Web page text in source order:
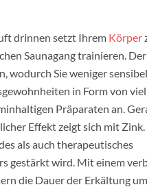
drinnen setzt Ihrem Körper
Saunagang trainieren. Der
wodurch Sie weniger
in Form von
Präparaten an.
Effekt zeigt sich mit Zink.
als auch therapeutisches
gestärkt wird. Mit einem
die Dauer der Erkältung um